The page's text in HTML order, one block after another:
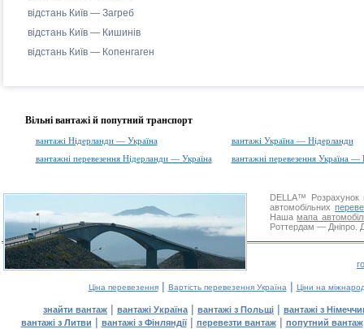
відстань Київ — Загреб
відстань Київ — Кишинів
відстань Київ — Копенгаген
Вільні вантажі й попутний транспорт
вантажі Нідерланди — Україна
вантажі Україна — Нідерланди
вантажні перевезення Нідерланди — Україна
вантажні перевезення Україна —
DELLA™
Розрахунок
автомобільних
Нашамапа
Роттердам — Дніпро.
Ціна перевезення| Вартість перевезення Україна | Ціни на
знайти вантаж | вантажі Україна | вантажі з Польщі | вантажі з
вантажі з Литви | вантажі з Фінляндії| перевезти вантаж| попутний вантаж